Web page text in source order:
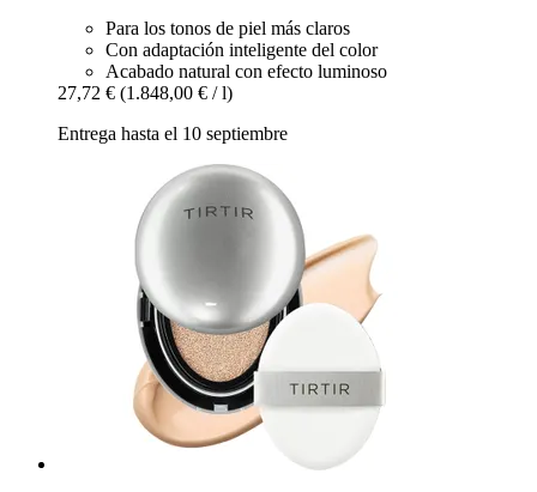
Para los tonos de piel más claros
Con adaptación inteligente del color
Acabado natural con efecto luminoso
27,72 € (1.848,00 € / l)
Entrega hasta el 10 septiembre